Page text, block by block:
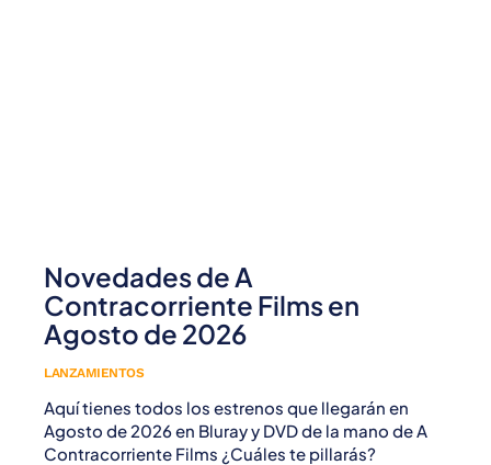
Novedades de A
Contracorriente Films en
Agosto de 2026
LANZAMIENTOS
Aquí tienes todos los estrenos que llegarán en
Agosto de 2026 en Bluray y DVD de la mano de A
Contracorriente Films ¿Cuáles te pillarás?